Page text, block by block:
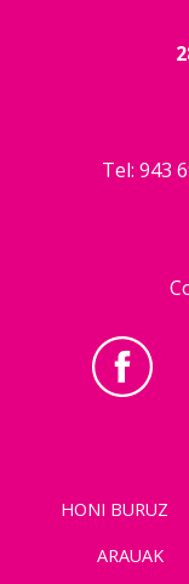
Tel: 943
HONI BURUZ
ARAUAK